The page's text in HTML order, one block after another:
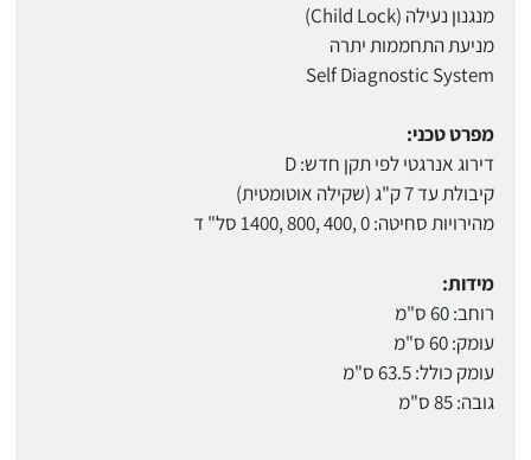
מנגנון נעילה (Child Lock)
מניעת התחממות יתרה
Self Diagnostic System
מפרט טכני:
דירוג אנרגטי לפי תקן חדש: D
קיבולת עד 7 ק"ג (שקילה אוטומטית)
מהירויות סחיטה: 0 ,400 ,800 ,1400 סל" ד
מידות:
רוחב: 60 ס"מ
עומק: 60 ס"מ
עומק כולל: 63.5 ס"מ
גובה: 85 ס"מ